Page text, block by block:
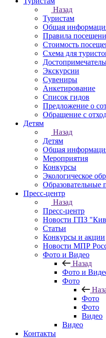
Назад
Туристам
Общая
Правила
Стоимость
Схема для
Экскурсии
Сувениры
Анкетирование
Список гидов
Предложение о
Обращение с
Детям
Назад
Детям
Общая
Мероприятия
Конкурсы
Экологическое
Образовательные
Пресс-центр
Назад
Пресс-центр
Новости ГПЗ
Статьи
Конкурсы и акции
Новости МПР
Фото и Видео
Назад
Фото и
Фото
Фото
Фото
Видео
Видео
Контакты